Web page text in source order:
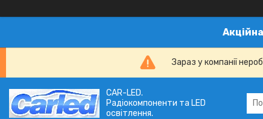
Зараз у компанії
CAR-LED.
Радіокомпоненти та LED
освітлення.